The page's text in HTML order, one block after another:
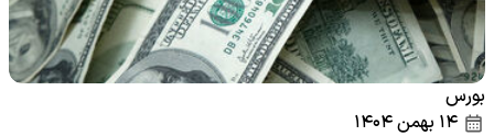
بورس